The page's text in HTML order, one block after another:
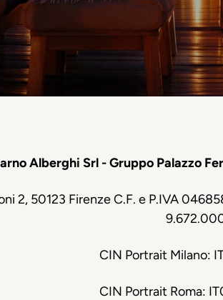
Alberghi Srl - Gruppo Palazzo
2, 50123 Firenze C.F. e P.IVA
CIN Portrait Milano:
CIN Portrait Roma: